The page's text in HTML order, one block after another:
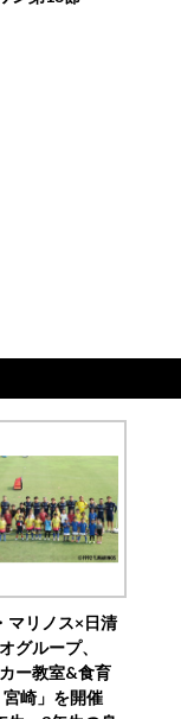
マリノス×日清
グループ、
カー教室&食育
宮崎」を開催